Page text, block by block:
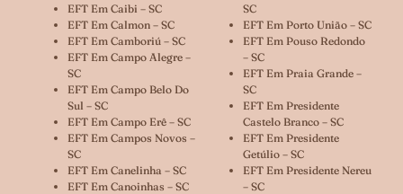
EFT Em Caibi – SC
EFT Em Calmon – SC
EFT Em Camboriú – SC
EFT Em Campo Alegre –
SC
EFT Em Campo Belo Do
Sul – SC
EFT Em Campo Erê – SC
EFT Em Campos Novos –
SC
EFT Em Canelinha – SC
EFT Em Canoinhas – SC
SC
EFT Em Porto União – SC
EFT Em Pouso Redondo
– SC
EFT Em Praia Grande –
SC
EFT Em Presidente
Castelo Branco – SC
EFT Em Presidente
Getúlio – SC
EFT Em Presidente Nereu
– SC